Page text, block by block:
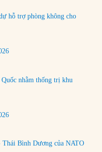
hỗ trợ phòng không cho
nhằm thống trị khu
Bình Dương của NATO